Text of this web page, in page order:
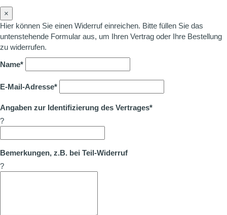
×
Hier können Sie einen Widerruf einreichen. Bitte füllen Sie das
untenstehende Formular aus, um Ihren Vertrag oder Ihre Bestellung
zu widerrufen.
Name*
E-Mail-Adresse*
Angaben zur Identifizierung des Vertrages*
?
Bemerkungen, z.B. bei Teil-Widerruf
?